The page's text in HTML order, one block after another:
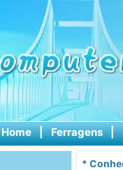
Home | Ferragens |
*